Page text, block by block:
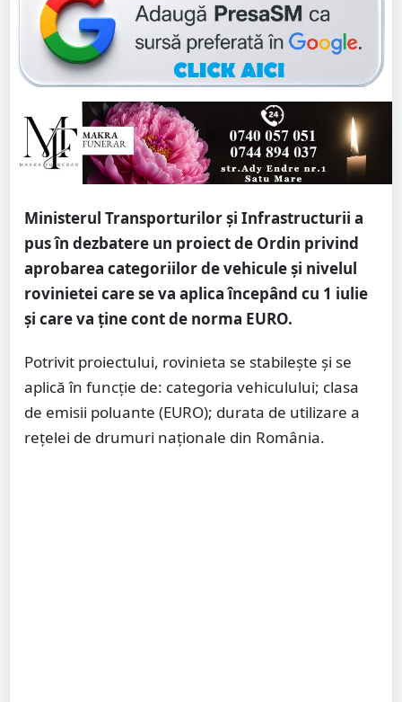
Ministerul Transporturilor şi Infrastructurii a
pus în dezbatere un proiect de Ordin privind
aprobarea categoriilor de vehicule şi nivelul
rovinietei care se va aplica începând cu 1 iulie
şi care va ţine cont de norma EURO.
Potrivit proiectului, rovinieta se stabileşte şi se
aplică în funcţie de: categoria vehiculului; clasa
de emisii poluante (EURO); durata de utilizare a
reţelei de drumuri naţionale din România.